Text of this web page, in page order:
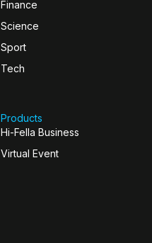
Finance
Science
Sport
Tech
Products
Hi-Fella Business
Virtual Event